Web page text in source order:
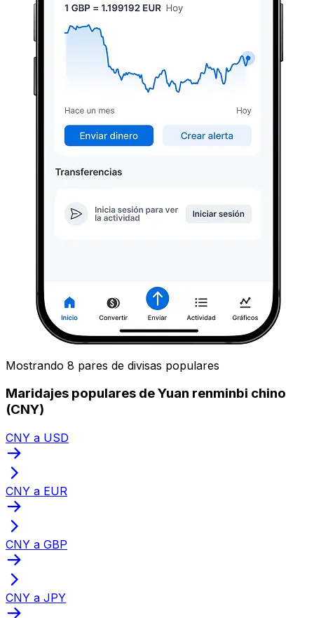
Mostrando 8 pares de divisas populares
Maridajes populares de Yuan renminbi chino
(CNY)
CNY a USD
CNY a EUR
CNY a GBP
CNY a JPY